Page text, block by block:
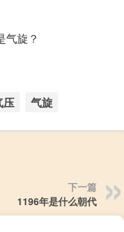
气旋？
压 气旋
下一篇
1196年是什么朝代